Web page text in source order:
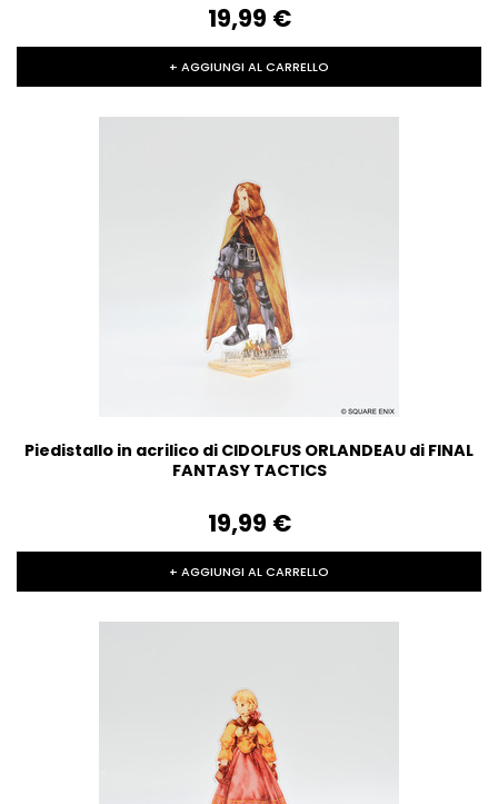
19,99‎ ‎€
+ AGGIUNGI AL CARRELLO
Piedistallo in acrilico di CIDOLFUS ORLANDEAU di FINAL
FANTASY TACTICS
19,99‎ ‎€
+ AGGIUNGI AL CARRELLO